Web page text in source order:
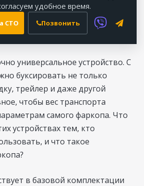
удобное время.
СТО Позвонить
универсальное устройство. С
буксировать не только
трейлер и даже другой
чтобы вес транспорта
самого фаркопа. Что
устройствах тем, кто
и что такое
в базовой комплектации